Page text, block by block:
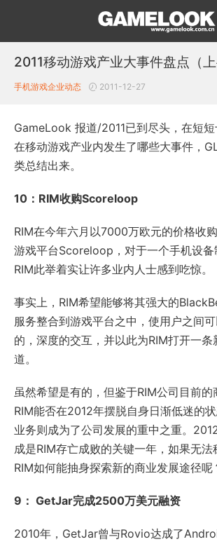
2011移动游戏产业大事件盘点（上
手机游戏企业动态 2011-12-27
GameLook 报道/2011已到尽头，在短
在移动游戏产业内发生了哪些大事件，
类总结出来。
10：RIM收购Scoreloop
RIM在今年六月以7000万欧元的价格收
游戏平台Scoreloop，对于一个手机设备
RIM此举着实让许多业内人士感到吃惊。
事实上，RIM希望能够将其强大的
服务整合到游戏平台之中，使用户之间
的，深度的交互，并以此为RIM打开一条
道。
虽然希望是有的，但鉴于RIM公司目前的
RIM能否在2012年摆脱自身日渐低迷的
业务则成为了公司发展的重中之重。
成是RIM存亡成败的关键一年，如果无法
RIM如何能抽身探索新的商业发展途径呢
9： GetJar完成2500万美元融资
2010年，GetJar曾与Rovio达成了